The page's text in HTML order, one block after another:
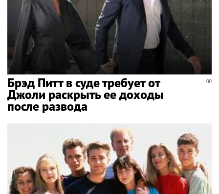
Брэд Питт в суде требует от
Джоли раскрыть ее доходы
после развода